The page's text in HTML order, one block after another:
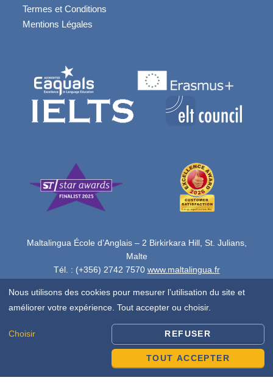
Termes et Conditions
Mentions Légales
Maltalingua École d’Anglais – 2 Birkirkara Hill, St. Julians,
Malte
Tél. : (+356) 2742 7570 www.maltalingua.fr
Nous utilisons des cookies pour mesurer l’utilisation du site et
améliorer votre expérience. Tout accepter ou choisir.
Choisir REFUSER
TOUT ACCEPTER